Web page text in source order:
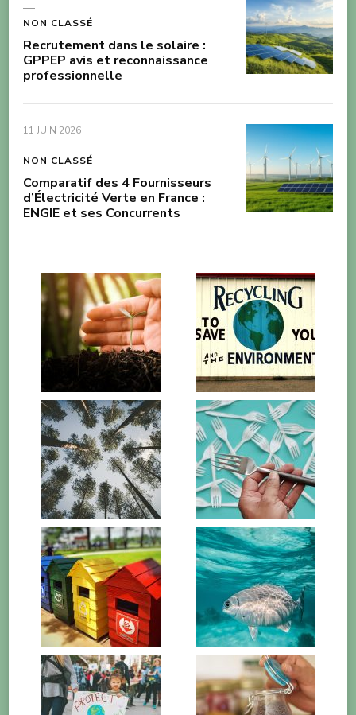
NON CLASSÉ
Recrutement dans le solaire :
GPPEP avis et reconnaissance
professionnelle
11 JUIN 2026
NON CLASSÉ
Comparatif des 4 Fournisseurs
d’Électricité Verte en France :
ENGIE et ses Concurrents